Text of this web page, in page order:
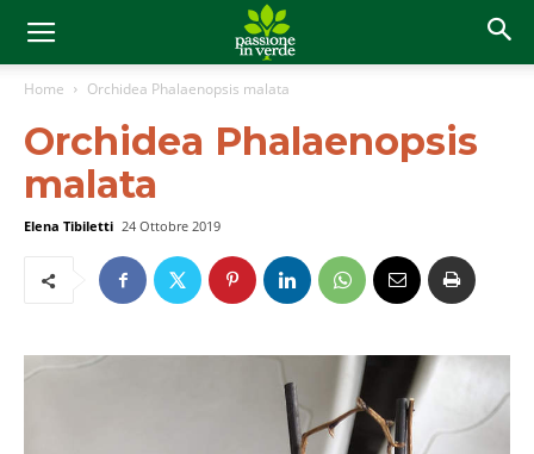
Home Orchidea Phalaenopsis malata
Orchidea Phalaenopsis
malata
Elena Tibiletti 24 Ottobre 2019